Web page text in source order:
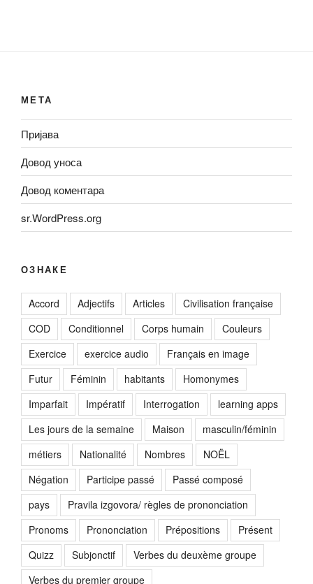
МЕТА
Пријава
Довод уноса
Довод коментара
sr.WordPress.org
ОЗНАКЕ
Accord Adjectifs Articles
Civilisation française
COD
Conditionnel Corps humain
Couleurs
Exercice
exercice audio
Français en image
Futur
Féminin habitants
Homonymes
Imparfait
Impératif Interrogation
learning apps
Les jours de la semaine
Maison
masculin/féminin
métiers
Nationalité Nombres
NOËL
Négation
Participe passé
Passé composé
pays
Pravila izgovora/ règles de prononciation
Pronoms
Prononciation Prépositions
Présent
Quizz
Subjonctif
Verbes du deuxème groupe
Verbes du premier groupe